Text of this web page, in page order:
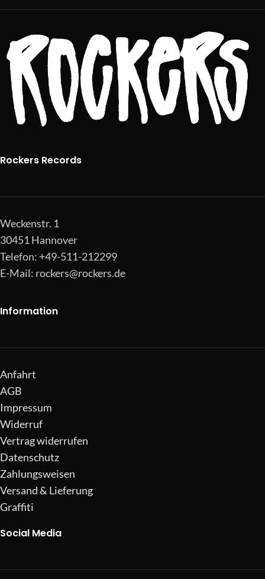
Rockers Records
Weckenstr. 1
30451 Hannover
Telefon: +49-511-212299
E-Mail: rockers@rockers.de
Information
Anfahrt
AGB
Impressum
Widerruf
Vertrag widerrufen
Datenschutz
Zahlungsweisen
Versand & Lieferung
Graffiti
Social Media